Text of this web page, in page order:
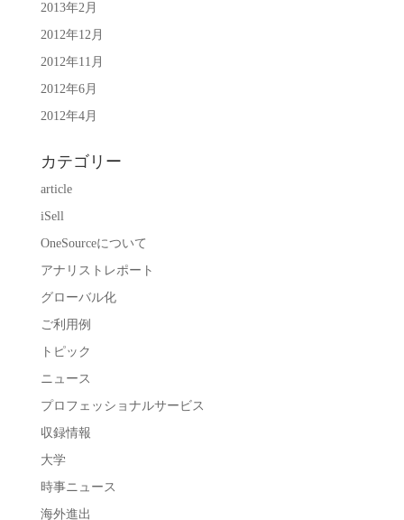
2013年2月
2012年12月
2012年11月
2012年6月
2012年4月
カテゴリー
article
iSell
OneSourceについて
アナリストレポート
グローバル化
ご利用例
トピック
ニュース
プロフェッショナルサービス
収録情報
大学
時事ニュース
海外進出